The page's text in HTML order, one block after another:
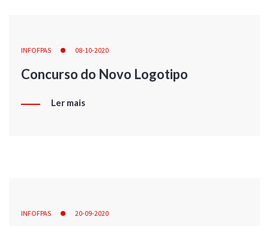
INFOFPAS 08-10-2020
Concurso do Novo Logotipo
Ler mais
INFOFPAS 20-09-2020